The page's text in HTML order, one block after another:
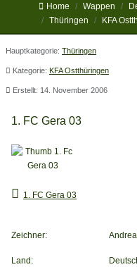
Home Wappen
Thüringen
KFA
Hauptkategorie: Thüringen
Kategorie: KFA Ostthüringen
Erstellt: 14. November 2006
1. FC Gera 03
1. FC Gera 03
Zeichner:
Land: